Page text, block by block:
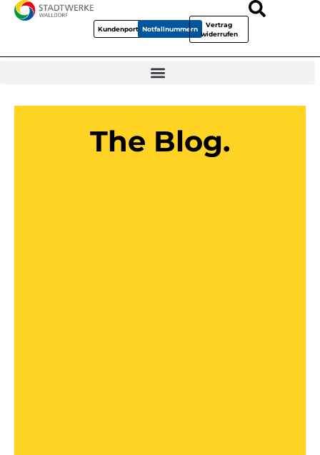
KundenportalNotfallnummern
Vertrag
widerrufen
The Blog.